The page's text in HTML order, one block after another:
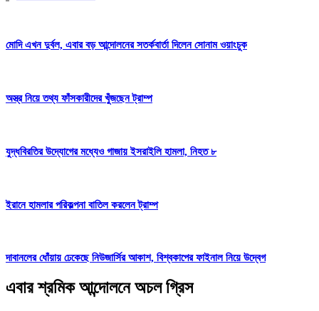
মোদি এখন দুর্বল, এবার বড় আন্দোলনের সতর্কবার্তা দিলেন সোনাম ওয়াংচুক
অস্ত্র নিয়ে তথ্য ফাঁসকারীদের খুঁজছেন ট্রাম্প
যুদ্ধবিরতির উদ্যোগের মধ্যেও গাজায় ইসরাইলি হামলা, নিহত ৮
ইরানে হামলার পরিকল্পনা বাতিল করলেন ট্রাম্প
দাবানলের ধোঁয়ায় ঢেকেছে নিউজার্সির আকাশ, বিশ্বকাপের ফাইনাল নিয়ে উদ্বেগ
এবার শ্রমিক আন্দোলনে অচল গ্রিস